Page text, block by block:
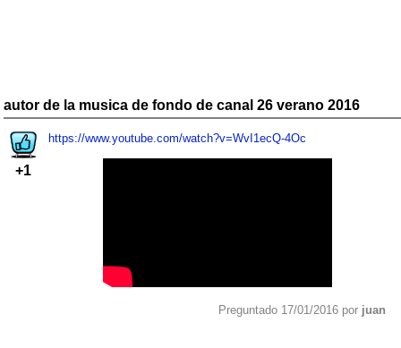
autor de la musica de fondo de canal 26 verano 2016
+1
https://www.youtube.com/watch?v=WvI1ecQ-4Oc
Preguntado 17/01/2016 por juan